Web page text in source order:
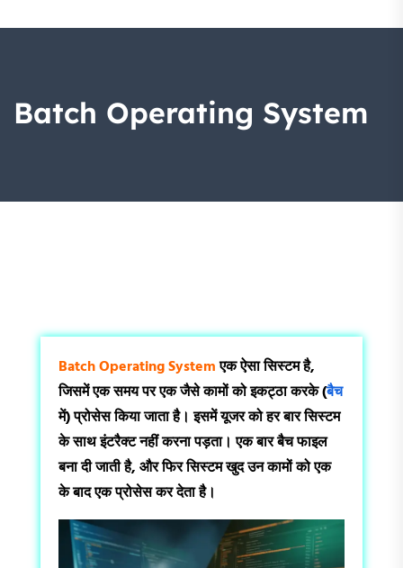
Batch Operating System
Batch Operating Systemएक ऐसा सिस्टम है,
जिसमें एक समय पर एक जैसे कामों को इकट्ठा करके (बैच
में) प्रोसेस किया जाता है। इसमें यूजर को हर बार सिस्टम
के साथ इंटरैक्ट नहीं करना पड़ता। एक बार बैच फाइल
बना दी जाती है, और फिर सिस्टम खुद उन कामों को एक
के बाद एक प्रोसेस कर देता है।